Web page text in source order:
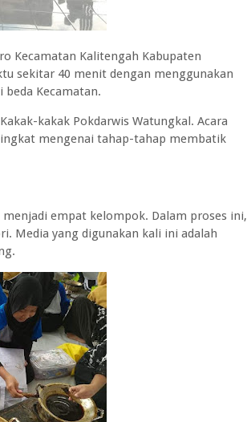
Kecamatan Kalitengah Kabupaten
sekitar 40 menit dengan menggunakan
Kecamatan.
kakak Pokdarwis Watungkal. Acara
mengenai tahap-tahap membatik
empat kelompok. Dalam proses ini,
Media yang digunakan kali ini adalah